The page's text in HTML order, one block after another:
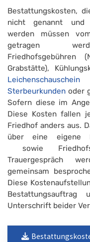
Bestattungskosten,
nicht genannt und
werden müssen
getragen
Friedhofsgebühren
Grabstätte),
Leichenschauschein
Sterbeurkunden oder
Sofern diese im
Diese Kosten fallen
Friedhof anders aus.
über eine eigene
sowie
Trauergespräch
gemeinsam
Diese
Unterschrift beider